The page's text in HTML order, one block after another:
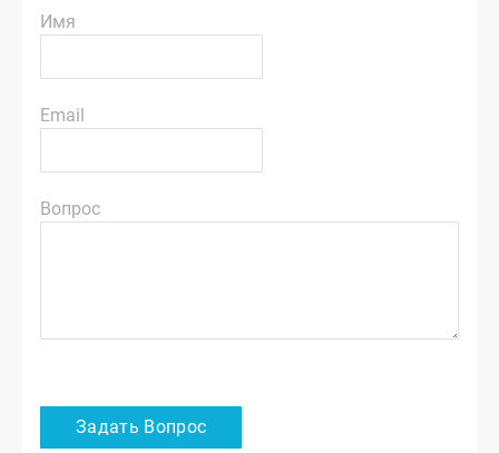
Имя
Email
Вопрос